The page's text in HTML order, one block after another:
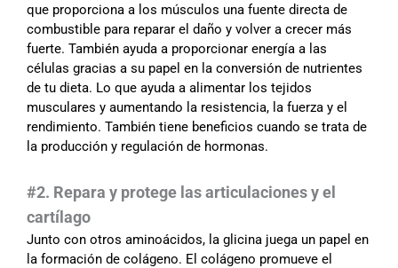
que proporciona a los músculos una fuente directa de
combustible para reparar el daño y volver a crecer más
fuerte. También ayuda a proporcionar energía a las
células gracias a su papel en la conversión de nutrientes
de tu dieta. Lo que ayuda a alimentar los tejidos
musculares y aumentando la resistencia, la fuerza y el
rendimiento. También tiene beneficios cuando se trata de
la producción y regulación de hormonas.
#2. Repara y protege las articulaciones y el
cartílago
Junto con otros aminoácidos, la glicina juega un papel en
la formación de colágeno. El colágeno promueve el